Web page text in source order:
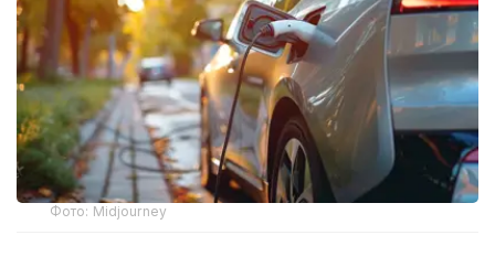
Фото: Midjourney